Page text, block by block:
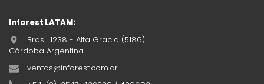
Inforest LATAM:
Brasil 1238 - Alta Gracia (5186)
Córdoba Argentina
ventas@inforest.com.ar